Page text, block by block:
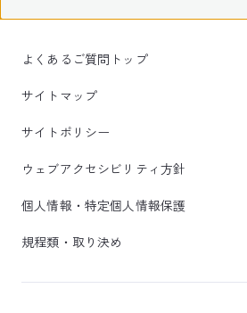
よくあるご質問トップ
サイトマップ
サイトポリシー
ウェブアクセシビリティ方針
個人情報・特定個人情報保護
規程類・取り決め